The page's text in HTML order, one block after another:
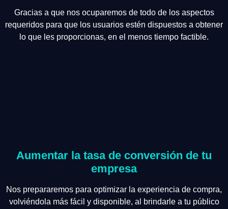
Gracias a que nos ocuparemos de todo de los aspectos
requeridos para que los usuarios estén dispuestos a obtener
lo que les proporcionas, en el menos tiempo factible.
Aumentar la tasa de conversión de tu
empresa
Nos prepararemos para optimizar la experiencia de compra,
volviéndola más fácil y disponible, al brindarle a tu público